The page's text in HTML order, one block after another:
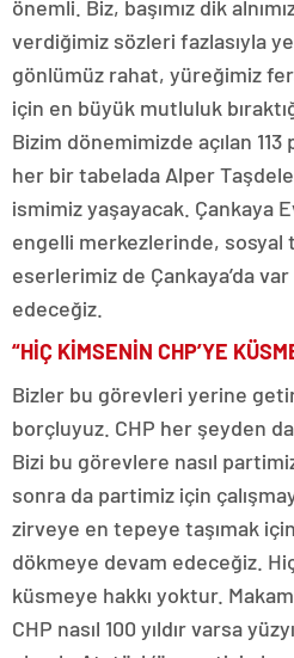
önemli. Biz, başımız dik
verdiğimiz sözleri fazlasıyla
gönlümüz rahat, yüreğimiz
için en büyük mutluluk
Bizim dönemimizde açılan
her bir tabelada Alper
ismimiz yaşayacak. Çankaya
engelli merkezlerinde, sosyal
eserlerimiz de Çankaya’da
edeceğiz.
“HİÇ KİMSENİN CHP’YE
Bizler bu görevleri yerine
borçluyuz. CHP her şeyden
Bizi bu görevlere nasıl
sonra da partimiz için
zirveye en tepeye taşımak
dökmeye devam edeceğiz.
küsmeye hakkı yoktur.
CHP nasıl 100 yıldır varsa